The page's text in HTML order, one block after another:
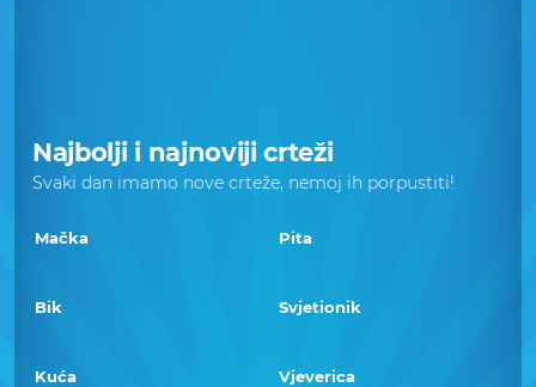
Najbolji i najnoviji crteži
Svaki dan imamo nove crteže, nemoj ih porpustiti!
Mačka Pita
Bik Svjetionik
Kuća Vjeverica